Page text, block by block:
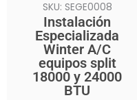
SKU: SEGE0008
Instalación
Especializada
Winter A/C
equipos split
18000 y 24000
BTU